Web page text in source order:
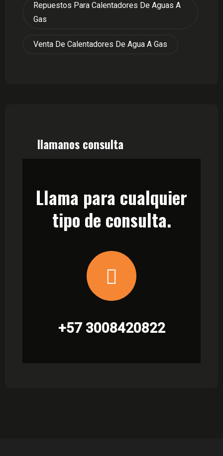
Repuestos Para Calentadores De Aguas A
Gas
Venta De Calentadores De Agua A Gas
llamanos consulta
Llama para cualquier
tipo de consulta.
+57 3008420822